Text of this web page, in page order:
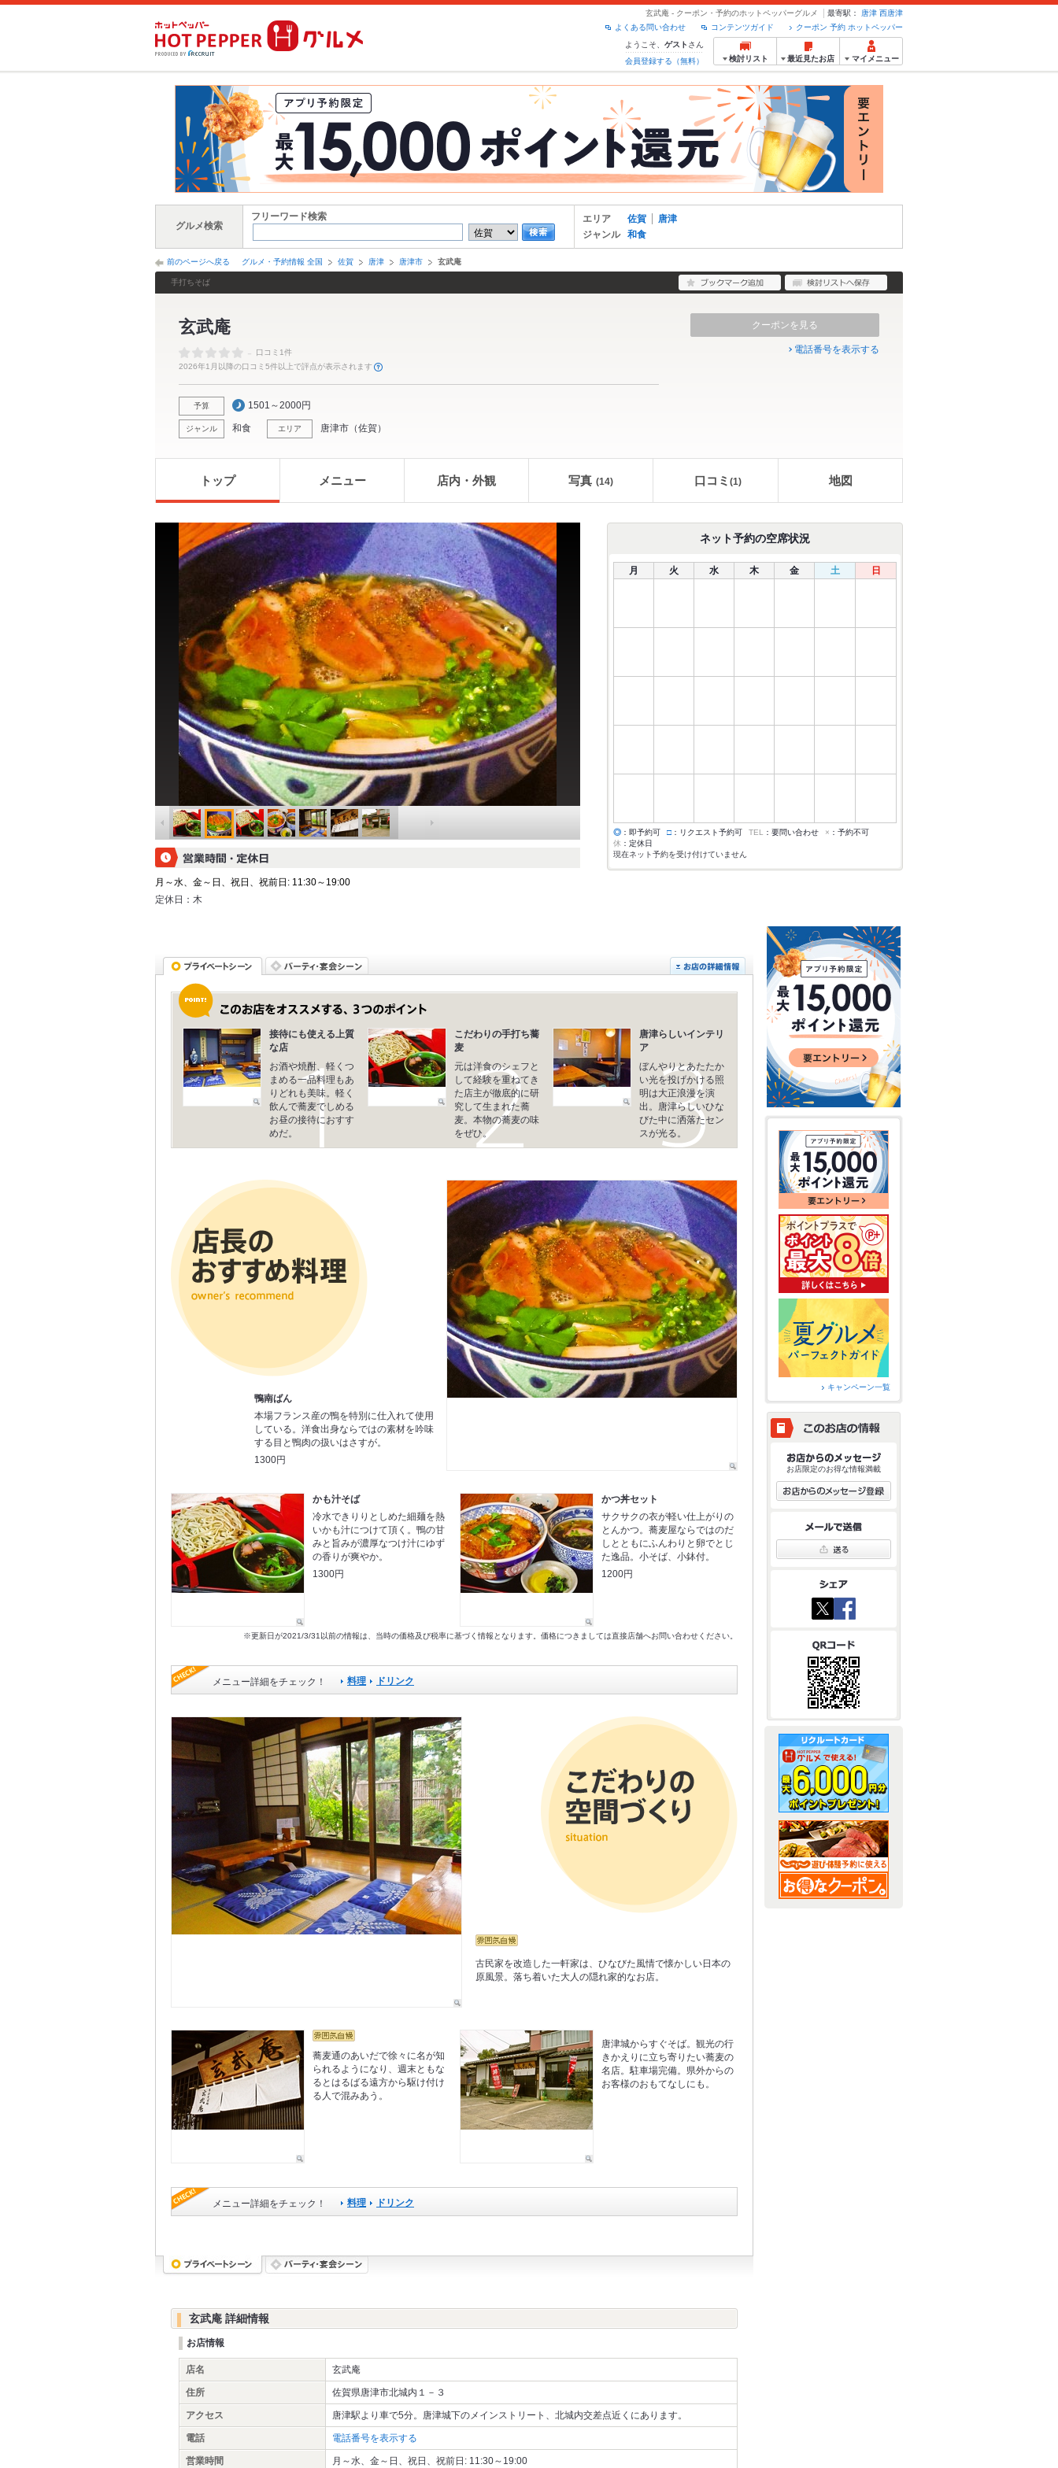
玄武庵 - クーポン・予約のホットペッパーグルメ 最寄駅： 唐津 西唐津
クーポン 予約 ホットペッパー
コンテンツガイド
よくある問い合わせ
ようこそ、 ゲスト さん
会員登録する（無料）
検討リスト 最近見たお店 マイメニュー
グルメ検索
フリーワード検索 エリア 佐賀
唐津
ジャンル
和食
前のページへ戻る グルメ・予約情報 全国 佐賀 唐津 唐津市 玄武庵
手打ちそば
玄武庵
-
口コミ1件
2026年1月以降の口コミ5件以上で評点が表示されます
予算 1501～2000円
ジャンル 和食 エリア 唐津市 （佐賀）
クーポンを見る
電話番号を表示する
トップ メニュー 店内・外観 写真 (14) 口コミ (1) 地図
月～水、金～日、祝日、祝前日: 11:30～19:00
定休日： 木
ネット予約の空席状況
月 火 水 木 金 土 日
◎ ：即予約可 □ ：リクエスト予約可 TEL ：要問い合わせ × ：予約不可
休 ：定休日
現在ネット予約を受け付けていません
接待にも使える上質
な店
お酒や焼酎、軽くつ
まめる一品料理もあ
りどれも美味。軽く
飲んで蕎麦でしめる
お昼の接待におすす
めだ。
こだわりの手打ち蕎
麦
元は洋食のシェフと
して経験を重ねてき
た店主が徹底的に研
究して生まれた蕎
麦。本物の蕎麦の味
をぜひ。
唐津らしいインテリ
ア
ぼんやりとあたたか
い光を投げかける照
明は大正浪漫を演
出。唐津らしいひな
びた中に洒落たセン
スが光る。
鴨南ばん
本場フランス産の鴨を特別に仕入れて使用
している。洋食出身ならではの素材を吟味
する目と鴨肉の扱いはさすが。
1300円
かも汁そば
冷水できりりとしめた細麺を熱
いかも汁につけて頂く。鴨の甘
みと旨みが濃厚なつけ汁にゆず
の香りが爽やか。
1300円
かつ丼セット
サクサクの衣が軽い仕上がりの
とんかつ。蕎麦屋ならではのだ
しとともにふんわりと卵でとじ
た逸品。小そば、小鉢付。
1200円
※更新日が2021/3/31以前の情報は、当時の価格及び税率に基づく情報となります。価格につきましては直接店舗へお問い合わせください。
メニュー詳細をチェック！ 料理 ドリンク
古民家を改造した一軒家は、ひなびた風情で懐かしい日本の
原風景。落ち着いた大人の隠れ家的なお店。
蕎麦通のあいだで徐々に名が知
られるようになり、週末ともな
るとはるばる遠方から駆け付け
る人で混みあう。
唐津城からすぐそば。観光の行
きかえりに立ち寄りたい蕎麦の
名店。駐車場完備。県外からの
お客様のおもてなしにも。
メニュー詳細をチェック！ 料理 ドリンク
玄武庵 詳細情報
お店情報
店名 玄武庵
住所 佐賀県唐津市北城内１－３
アクセス 唐津駅より車で5分。唐津城下のメインストリート、北城内交差点近くにあります。
電話 電話番号を表示する
営業時間 月～水、金～日、祝日、祝前日: 11:30～19:00
キャンペーン一覧
お店限定のお得な情報満載